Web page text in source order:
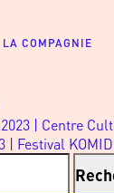
LA COMPAGNIE
| Centre
| Festival